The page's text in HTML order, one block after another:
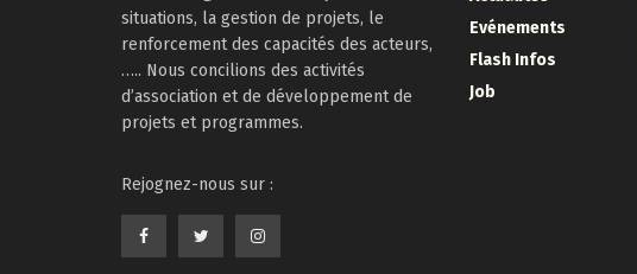
situations, la gestion de projets, le
renforcement des capacités des acteurs,
….. Nous concilions des activités
d’association et de développement de
projets et programmes.
Rejognez-nous sur :
Evénements
Flash Infos
Job